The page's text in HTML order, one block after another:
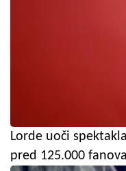
Lorde uoči
pred 125.000